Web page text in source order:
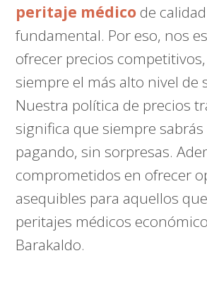
peritaje médico de
fundamental. Por eso, nos
ofrecer precios
siempre el más alto nivel de
Nuestra política de precios
significa que siempre
pagando, sin sorpresas.
comprometidos en ofrecer
asequibles para aquellos
peritajes médicos
Barakaldo.